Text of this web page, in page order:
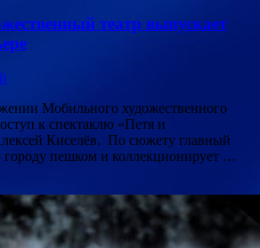
театр выпускает
Мобильного художественного
к спектаклю «Петя и
Киселёв. По сюжету главный
городу пешком и коллекционирует …